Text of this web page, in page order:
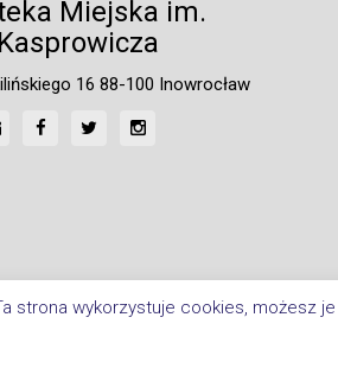
Miejska im.
16 88-100 Inowrocław
strona wykorzystuje cookies, możesz